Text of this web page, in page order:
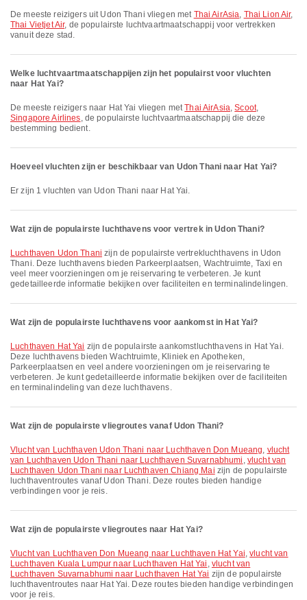
De meeste reizigers uit Udon Thani vliegen met Thai AirAsia, Thai Lion Air,
Thai Vietjet Air, de populairste luchtvaartmaatschappij voor vertrekken
vanuit deze stad.
Welke luchtvaartmaatschappijen zijn het populairst voor vluchten
naar Hat Yai?
De meeste reizigers naar Hat Yai vliegen metThai AirAsia,Scoot,
Singapore Airlines, de populairste luchtvaartmaatschappij die deze
bestemming bedient.
Hoeveel vluchten zijn er beschikbaar van Udon Thani naar Hat Yai?
Er zijn 1 vluchten van Udon Thani naar Hat Yai.
Wat zijn de populairste luchthavens voor vertrek in Udon Thani?
Luchthaven Udon Thani zijn de populairste vertrek­lucht­havens in Udon
Thani. Deze luchthavens bieden Parkeerplaatsen, Wachtruimte, Taxi en
veel meer voorzieningen om je reiservaring te verbeteren. Je kunt
gedetailleerde informatie bekijken over faciliteiten en terminalindelingen.
Wat zijn de populairste luchthavens voor aankomst in Hat Yai?
Luchthaven Hat Yai zijn de populairste aankomstluchthavens in Hat Yai.
Deze luchthavens bieden Wachtruimte, Kliniek en Apotheken,
Parkeerplaatsen en veel andere voorzieningen om je reiservaring te
verbeteren. Je kunt gedetailleerde informatie bekijken over de faciliteiten
en terminalindeling van deze luchthavens.
Wat zijn de populairste vliegroutes vanaf Udon Thani?
vlucht van Luchthaven Udon Thani naar Luchthaven Don Mueang, vlucht
van Luchthaven Udon Thani naar Luchthaven Suvarnabhumi , vlucht van
Luchthaven Udon Thani naar Luchthaven Chiang Mai zijn de populairste
luchthaventroutes vanaf Udon Thani. Deze routes bieden handige
verbindingen voor je reis.
Wat zijn de populairste vliegroutes naar Hat Yai?
vlucht van Luchthaven Don Mueang naar Luchthaven Hat Yai,vlucht van
Luchthaven Kuala Lumpur naar Luchthaven Hat Yai , vlucht van
Luchthaven Suvarnabhumi naar Luchthaven Hat Yai zijn de populairste
luchthaventroutes naar Hat Yai. Deze routes bieden handige verbindingen
voor je reis.